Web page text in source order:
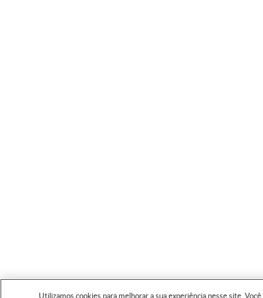
Utilizamos cookies para melhorar a sua experiência nesse site.